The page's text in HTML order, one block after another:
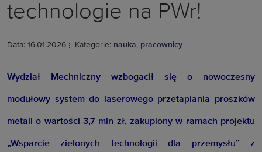
technologie na PWr!
Data: 16.01.2026 Kategorie: nauka, pracownicy
Wydział Mechniczny wzbogacił się o nowoczesny
modułowy system do laserowego przetapiania proszków
metali o wartości 3,7 mln zł, zakupiony w ramach projektu
„Wsparcie zielonych technologii dla przemysłu” z